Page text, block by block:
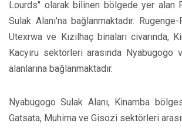
Lourds" olarak bilinen bölgede yer alan
Sulak Alanı'na bağlanmaktadır.
Utexrwa ve Kızılhaç binaları civarında,
Kacyiru sektörleri arasında Nyabugogo
alanlarına bağlanmaktadır.
Nyabugogo Sulak Alanı, Kinamba
Gatsata, Muhima ve Gisozi sektörleri